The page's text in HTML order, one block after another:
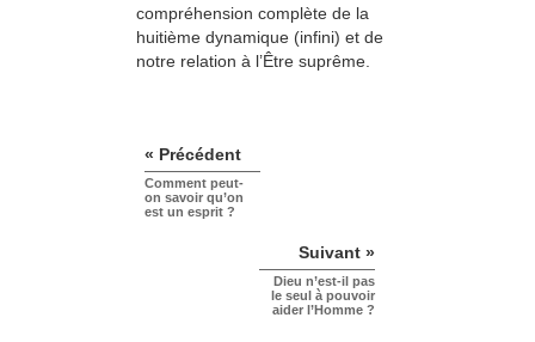
compréhension complète de la
huitième dynamique (infini) et de
notre relation à l’Être suprême.
« Précédent
Comment peut-
on savoir qu’on
est un esprit ?
Suivant »
Dieu n’est-il pas
le seul à pouvoir
aider l’Homme ?